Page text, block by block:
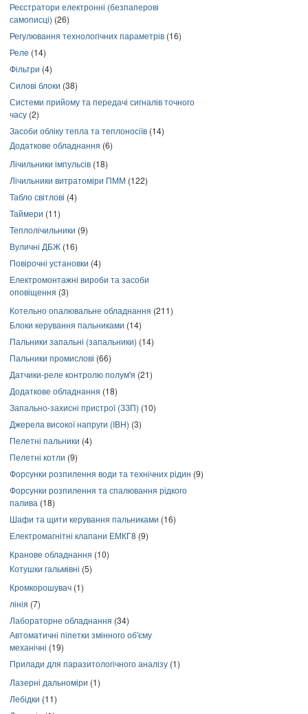
Реєстратори електронні (безпаперові
самописці) (26)
Регулювання технологічних параметрів (16)
Реле (14)
Фільтри (4)
Силові блоки (38)
Системи прийому та передачі сигналів точного
часу (2)
Засоби обліку тепла та теплоносіїв (14)
Додаткове обладнання (6)
Лічильники імпульсів (18)
Лічильники витратоміри ПММ (122)
Табло світлові (4)
Таймери (11)
Теплолічильники (9)
Вуличні ДБЖ (16)
Повірочні установки (4)
Електромонтажні вироби та засоби
оповіщення (3)
Котельно опалювальне обладнання (211)
Блоки керування пальниками (14)
Пальники запальні (запальники) (14)
Пальники промислові (66)
Датчики-реле контролю полум'я (21)
Додаткове обладнання (18)
Запально-захисні пристрої (ЗЗП) (10)
Джерела високої напруги (ІВН) (3)
Пелетні пальники (4)
Пелетні котли (9)
Форсунки розпилення води та технічних рідин (9)
Форсунки розпилення та спалювання рідкого
палива (18)
Шафи та щити керування пальниками (16)
Електромагнітні клапани ЕМКГ8 (9)
Кранове обладнання (10)
Котушки гальмівні (5)
Кромкорошувач (1)
лінія (7)
Лабораторне обладнання (34)
Автоматичні піпетки змінного об'єму
механічні (19)
Прилади для паразитологічного аналізу (1)
Лазерні дальноміри (1)
Лебідки (11)